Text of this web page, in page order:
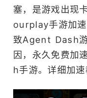
塞，是游戏出现卡
ourplay手游加
致Agent Dash
因，永久免费加
h手游。详细加